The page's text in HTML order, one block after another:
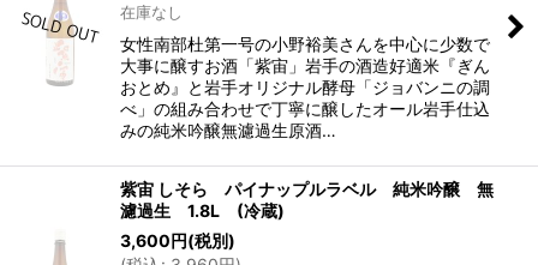
在庫なし
女性南部杜第一号の小野裕美さんを中心に少数で
大事に醸すお酒「紫宙」岩手の酒造好適米『ぎん
おとめ』と岩手オリジナル酵母「ジョバンニの調
べ」の組み合わせで丁寧に醸したオール岩手仕込
みの純米吟醸無濾過生原酒…
紫宙 しそら パイナップルラベル 純米吟醸 無
濾過生 1.8L (冷蔵)
3,600円(税別)